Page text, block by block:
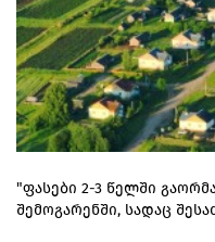
"ფასები 2-3 წელში
შემოგარენში, სადაც